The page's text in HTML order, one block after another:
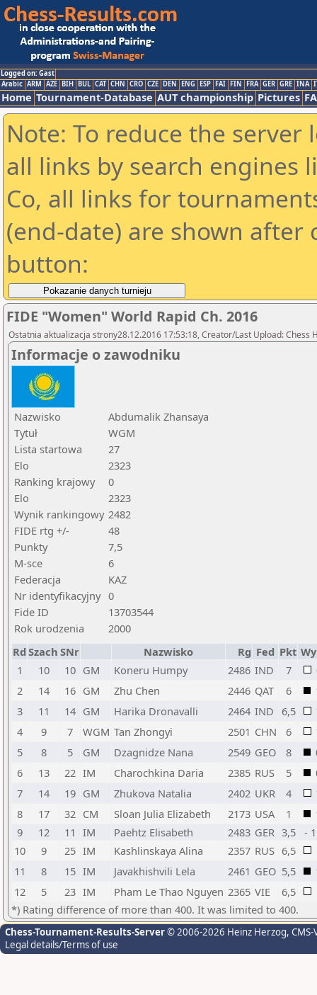
Logged on: Gast
Arabic ARM AZE BIH BUL CAT CHN CRO CZE DEN ENG ESP FAI FIN FRA GER GRE INA
Home Tournament-Database AUT championship Pictures
Note: To reduce the
all links by search engines
Co, all links for
(end-date) are shown
button:
FIDE "Women" World Rapid Ch. 2016
Ostatnia aktualizacja strony28.12.2016 17:53:18, Creator/Last Upload: Chess
Informacje o zawodniku
Nazwisko
Abdumalik Zhansaya
Tytuł
WGM
Lista startowa
27
Elo
2323
Ranking krajowy
0
Elo
2323
Wynik rankingowy 2482
FIDE rtg +/-
48
Punkty
7,5
M-sce
6
Federacja
KAZ
Nr identyfikacyjny 0
Fide ID
13703544
Rok urodzenia
2000
Rd Szach SNr Nazwisko Rg Fed Pkt
1
10 10 GM Koneru Humpy 2486 IND 7
2
14 16 GM Zhu Chen 2446 QAT 6
3
11 14 GM Harika Dronavalli 2464 IND 6,5
4
9 7 WGM Tan Zhongyi 2501 CHN 6
5
8 5 GM Dzagnidze Nana 2549 GEO 8
6
13 22 IM Charochkina Daria 2385 RUS 5
7
14 19 GM Zhukova Natalia 2402 UKR 4
8
17 32 CM Sloan Julia Elizabeth 2173 USA 1
9
12 11 IM Paehtz Elisabeth 2483 GER 3,5
-
10
9 25 IM Kashlinskaya Alina 2357 RUS 6,5
11
8 15 IM Javakhishvili Lela 2461 GEO 5,5
12
5 23 IM Pham Le Thao Nguyen 2365 VIE 6,5
*) Rating difference of more than 400. It was limited to 400.
Chess-Tournament-Results-Server© 2006-2026 Heinz Herzog,
Legal details/Terms of use